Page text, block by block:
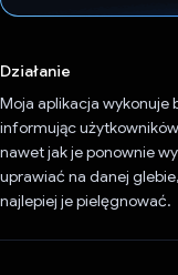
Działanie
Moja aplikacja wykonuje
informując
nawet jak je ponownie
uprawiać na danej
najlepiej je pielęgnować.